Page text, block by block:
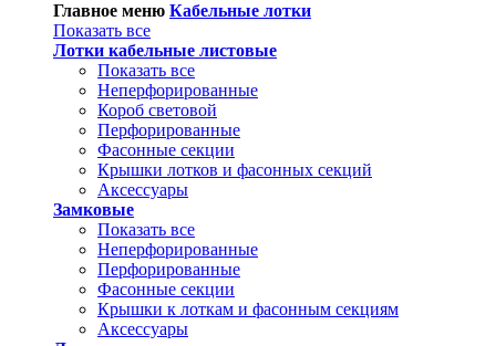
Главное меню Кабельные лотки
Показать все
Лотки кабельные листовые
Показать все
Неперфорированные
Короб световой
Перфорированные
Фасонные секции
Крышки лотков и фасонных секций
Аксессуары
Замковые
Показать все
Неперфорированные
Перфорированные
Фасонные секции
Крышки к лоткам и фасонным секциям
Аксессуары